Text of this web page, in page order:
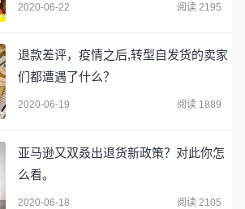
2020-06-22 阅读 2195
退款差评，疫情之后,转型自发货的卖家
们都遭遇了什么？
2020-06-19 阅读 1889
亚马逊又双叒出退货新政策？对此你怎
么看。
2020-06-18 阅读 2105